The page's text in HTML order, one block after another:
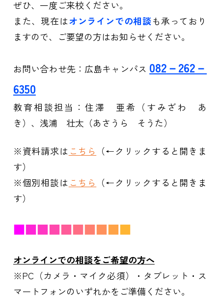
ぜひ、一度ご来校ください。
また、現在はオンラインでの相談も承っており
ますので、ご要望の方はお知らせください。
お問い合わせ先：広島キャンパス 082－262－
6350
教育相談担当：住澤 亜希（すみざわ あ
き）、浅浦 壮太（あさうら そうた）
※資料請求は こちら
（←クリックすると開きま
す）
※個別相談は こちら
（←クリックすると開きま
す）
■■■■■■■■■■
オンラインでの相談をご希望の方へ
※PC（カメラ・マイク必須）・タブレット・ス
マートフォンのいずれかをご準備ください。